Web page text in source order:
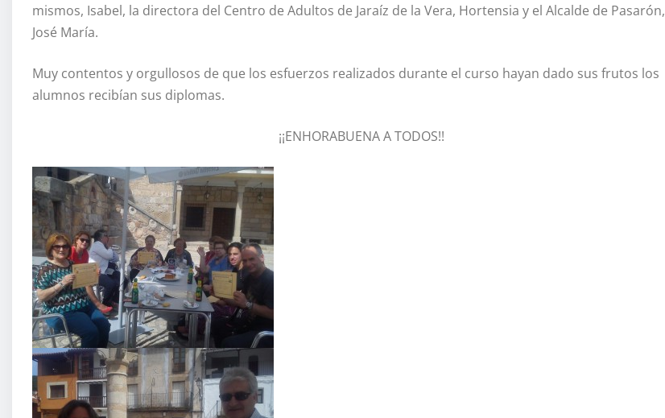
mismos, Isabel, la directora del Centro de Adultos de Jaraíz de la Vera, Hortensia y el Alcalde de Pasarón,
José María.
Muy contentos y orgullosos de que los esfuerzos realizados durante el curso hayan dado sus frutos los
alumnos recibían sus diplomas.
¡¡ENHORABUENA A TODOS!!